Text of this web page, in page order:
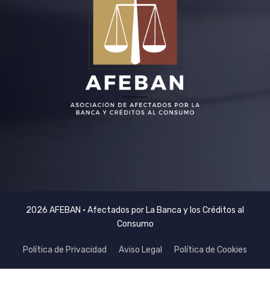
2026 AFEBAN • Afectados por La Banca y los Créditos al
Consumo
Política de Privacidad Aviso Legal Política de Cookies